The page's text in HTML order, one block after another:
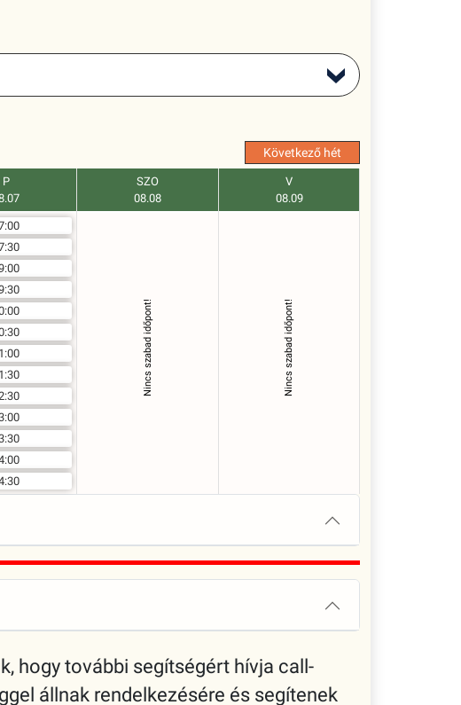
Következő hét
P
SZO
08.08
Nincs szabad időpont!
V
08.09
Nincs szabad időpont!
hogy további segítségért hívja call-
állnak rendelkezésére és segítenek